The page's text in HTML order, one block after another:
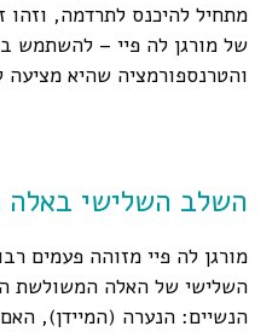
מתחיל להיכנס לתרדמה, וזהו
של מורגן לה פיי – להשתמש
והטרנספורמציה שהיא מציעה
השלב השלישי
מורגן לה פיי מזוהה פעמים
השלישי של האלה המשולשת
הנשיים: הנערה (המיידן),